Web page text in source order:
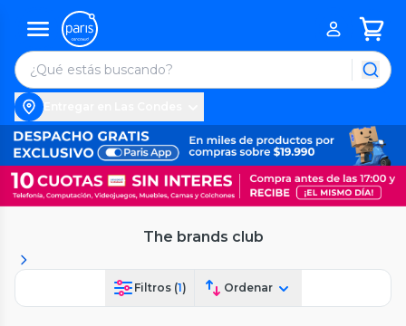
The brands club
Filtros (1) Ordenar